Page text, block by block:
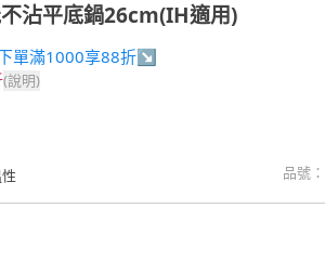
沾平底鍋26cm(IH適用)
單滿1000享88折↘
(說明)
品號：